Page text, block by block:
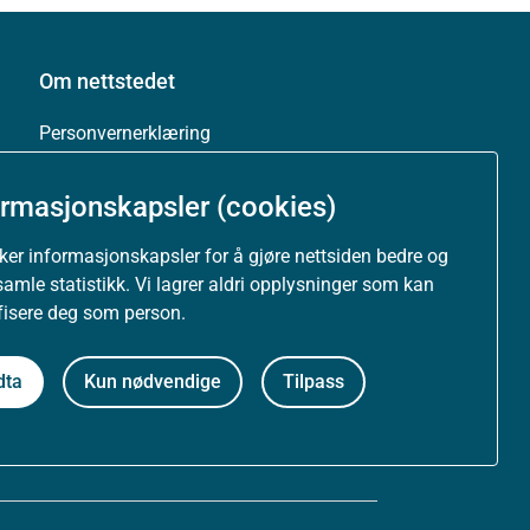
(cookies)
informasjonskapsler for å gjøre nettsiden bedre og
statistikk. Vi lagrer aldri opplysninger som kan
deg som person.
Kun nødvendige Tilpass
Om nettstedet
Personvernerklæring
Tilgjengelighetserklæring (uustatus.no)
Besøksstatistikk og informasjonskapsler
Nyhetsvarsel og abonnement
Åpne data (API)